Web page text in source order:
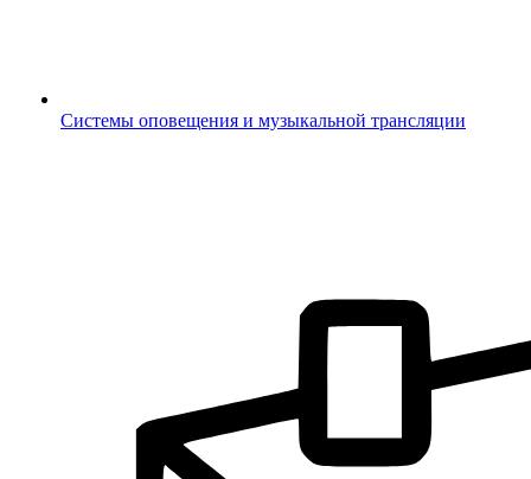
Системы оповещения и музыкальной трансляции